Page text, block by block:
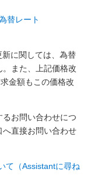
替レート
に関しては、為替
また、上記価格改
金額もこの価格改
お問い合わせにつ
へ直接お問い合わせ
て（Assistantに尋ね